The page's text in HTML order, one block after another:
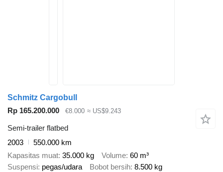
Schmitz Cargobull
Rp 165.200.000
€8.000 ≈ US$9.243
Semi-trailer flatbed
2003
550.000 km
Kapasitas muat 35.000 kg Volume 60 m³
Suspensi pegas/udara Bobot bersih 8.500 kg